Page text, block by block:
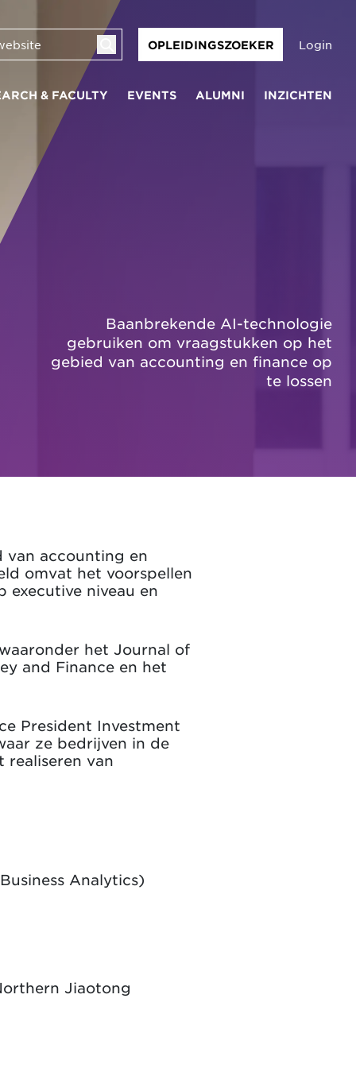
OPLEIDINGSZOEKER Login
& FACULTY EVENTS ALUMNI INZICHTEN
Baanbrekende AI-technologie
gebruiken om vraagstukken op het
gebied van accounting en finance op
te lossen
van accounting en
omvat het voorspellen
executive niveau en
het Journal of
and Finance en het
President Investment
ze bedrijven in de
realiseren van
Analytics)
Jiaotong